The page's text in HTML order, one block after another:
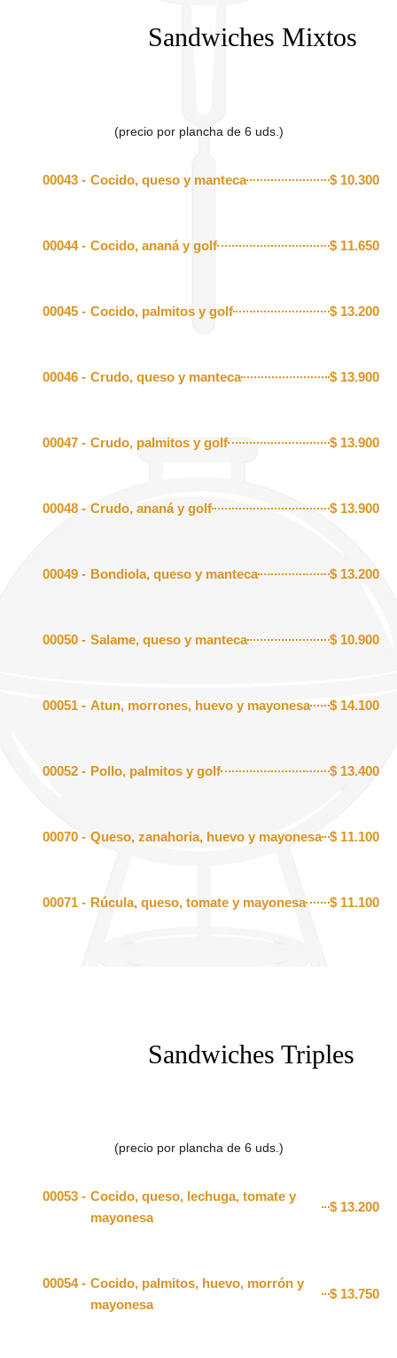
Sandwiches Mixtos
(precio por plancha de 6 uds.)
00043 - Cocido, queso y manteca $10.300
00044 - Cocido, ananá y golf $11.650
00045 - Cocido, palmitos y golf $13.200
00046 - Crudo, queso y manteca $13.900
00047 - Crudo, palmitos y golf $13.900
00048 - Crudo, ananá y golf $13.900
00049 - Bondiola, queso y manteca $13.200
00050 - Salame, queso y manteca $10.900
00051 - Atun, morrones, huevo y mayonesa $14.100
00052 - Pollo, palmitos y golf $13.400
00070 - Queso, zanahoria, huevo y mayonesa $11.100
00071 - Rúcula, queso, tomate y mayonesa $11.100
Sandwiches Triples
(precio por plancha de 6 uds.)
00053 - Cocido, queso, lechuga, tomate y
mayonesa
$13.200
00054 - Cocido, palmitos, huevo, morrón y
mayonesa
$13.750